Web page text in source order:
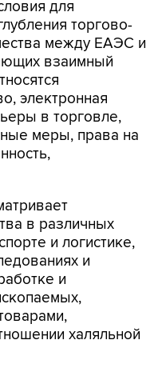
между ЕАЭС и
взаимный
электронная
в торговле,
меры, права на
и логистике,
и
и
халяльной